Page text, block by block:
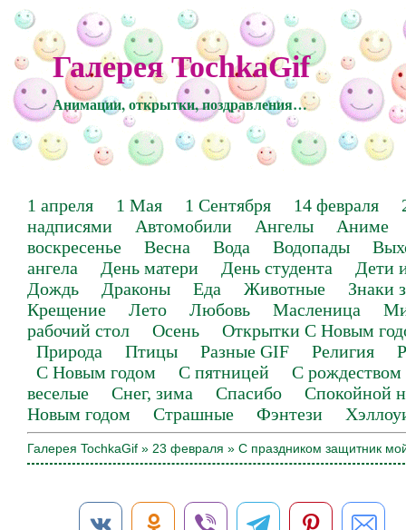
Галерея TochkaGif
Анимации, открытки, поздравления…
1 апреля 1 Мая 1 Сентября 14 февраля
надписями
Автомобили Ангелы
Аниме
воскресенье
Весна Вода Водопады
ангела
День матери День студента
Дети
Дождь
Драконы Еда Животные
Знаки
Крещение
Лето Любовь Масленица
рабочий стол
Осень
Открытки С Новым
Природа
Птицы Разные GIF Религия
С Новым годом
С пятницей
С рождеством
веселые
Снег, зима Спасибо
Спокойной
Новым годом
Страшные Фэнтези
Галерея TochkaGif » 23 февраля » С праздником защитник